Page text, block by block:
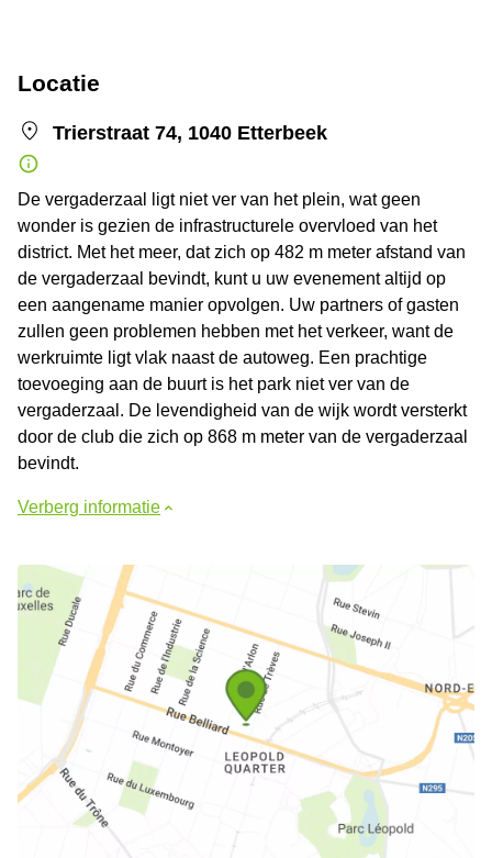
Locatie
Trierstraat 74, 1040 Etterbeek
De vergaderzaal ligt niet ver van het plein, wat geen
wonder is gezien de infrastructurele overvloed van het
district. Met het meer, dat zich op 482 m meter afstand van
de vergaderzaal bevindt, kunt u uw evenement altijd op
een aangename manier opvolgen. Uw partners of gasten
zullen geen problemen hebben met het verkeer, want de
werkruimte ligt vlak naast de autoweg. Een prachtige
toevoeging aan de buurt is het park niet ver van de
vergaderzaal. De levendigheid van de wijk wordt versterkt
door de club die zich op 868 m meter van de vergaderzaal
bevindt.
Verberg informatie